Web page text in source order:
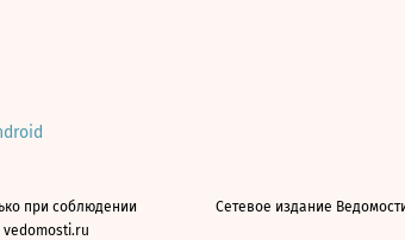
при соблюдении
vedomosti.ru
Сетевое издание